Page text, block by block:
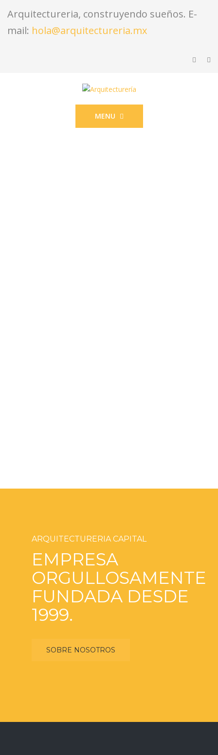
Arquitectureria, construyendo sueños. E-
mail: hola@arquitectureria.mx
MENU
ARQUITECTURERIA CAPITAL
EMPRESA
ORGULLOSAMENTE
FUNDADA DESDE
1999.
SOBRE NOSOTROS